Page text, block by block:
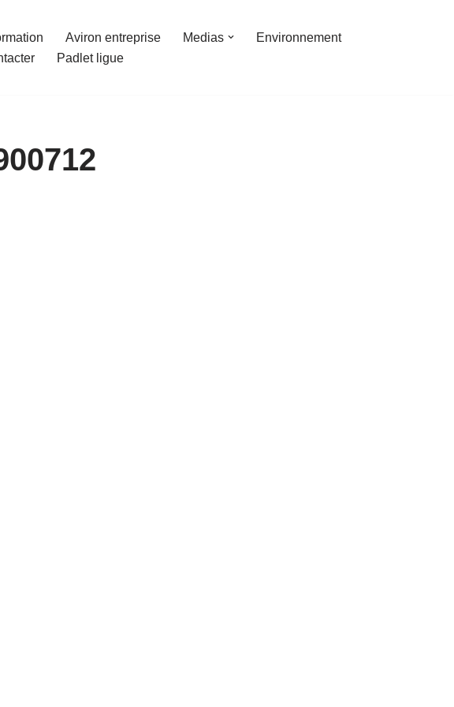
Aviron entreprise Medias
Environnement
Padlet ligue